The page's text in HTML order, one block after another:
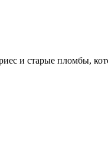
и старые пломбы,